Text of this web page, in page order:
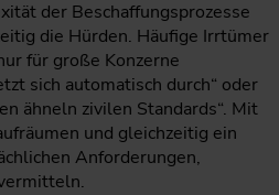
der Beschaffungsprozesse
die Hürden. Häufige Irrtümer
für große Konzerne
sich automatisch durch“ oder
ähneln zivilen Standards“. Mit
und gleichzeitig ein
Anforderungen,